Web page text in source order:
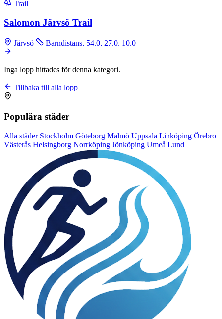
Trail
Salomon Järvsö Trail
Järvsö Barndistans, 54.0, 27.0, 10.0
Inga lopp hittades för denna kategori.
Tillbaka till alla lopp
Populära städer
Alla städer Stockholm Göteborg Malmö Uppsala Linköping Örebro
Västerås Helsingborg Norrköping Jönköping Umeå Lund